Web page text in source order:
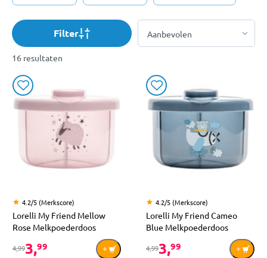
Filter
16 resultaten
4.2/5 (Merkscore)
Lorelli My Friend Mellow
Rose Melkpoederdoos
4,993,99
4.2/5 (Merkscore)
Lorelli My Friend Cameo
Blue Melkpoederdoos
4,993,99